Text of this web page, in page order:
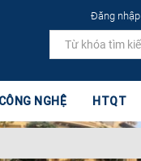
Đăng nhập
NGHỆ HTQT